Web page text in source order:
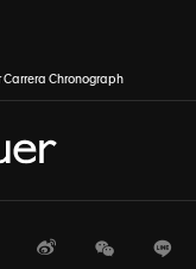
Carrera Chronograph
TwitterWeiboWeChat